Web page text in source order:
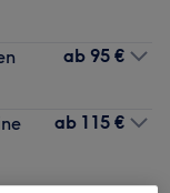
ab 95 €
ab 115 €